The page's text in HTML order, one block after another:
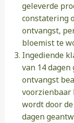
geleverde
constatering
ontvangst,
bloemist te
Ingediende
van 14
ontvangst
wordt door
dagen